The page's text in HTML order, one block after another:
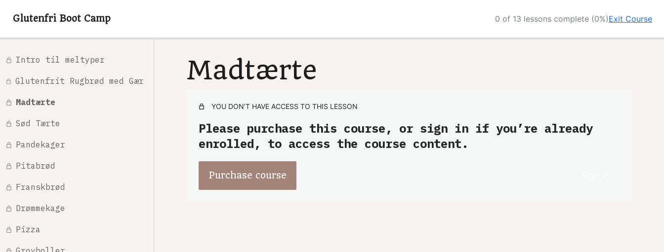
Glutenfri Boot Camp 0 of 13 lessons complete (0%)Exit Course
Intro til meltyper
Glutenfrit Rugbrød med Gær
Madtærte
Sød Tærte
Pandekager
Pitabrød
Franskbrød
Drømmekage
Pizza
Madtærte
YOU DON’T HAVE ACCESS TO THIS LESSON
Please purchase this course, or sign in if you’re already
enrolled, to access the course content.
Purchase course